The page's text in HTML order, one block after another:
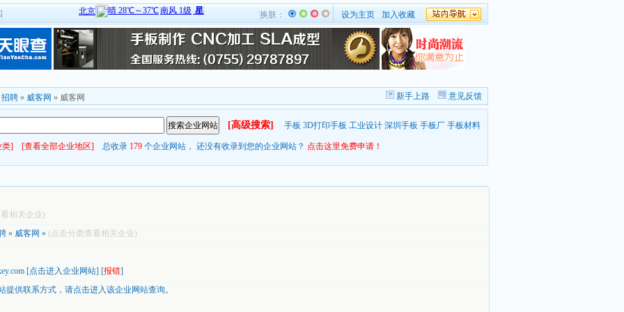
换肤： 设为主页 加入收藏
招聘 » 威客网 » 威客网 新手上路 意见反馈
[高级搜索] 手板 3D打印手板 工业设计 深圳手板 手板厂 手板材料
类] [查看全部企业地区] 总收录 179 个企业网站， 还没有收录到您的企业网站？ 点击这里免费申请！
相关企业)
» 威客网 » (点击分类查看相关企业)
[点击进入企业网站] [报错]
提供联系方式， 请点击进入该企业网站查询。